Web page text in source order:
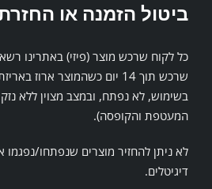
ביטול הזמנה או
כל לקוח שרכש מוצר (פיזי) באתרינו
שרכש תוך 14 יום כשהמוצר ארוז
בשימוש, לא נפתח, ובמצב מצוין ללא נזק
המעטפת והקופסה).
לא ניתן להחזיר מוצרים שנפתחו/נפגמו
דיגיטלים.